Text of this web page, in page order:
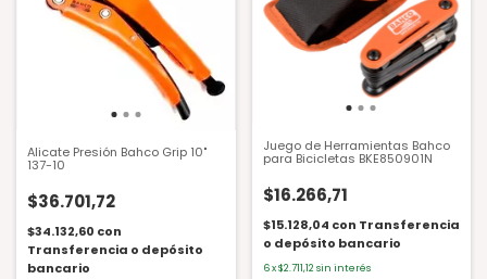
Alicate Presión Bahco Grip 10"
137-10
$36.701,72
$34.132,60 con
Transferencia o depósito
bancario
Juego de Herramientas Bahco
para Bicicletas BKE850901N
$16.266,71
$15.128,04 con Transferencia
o depósito bancario
6 x$2.711,12 sin interés